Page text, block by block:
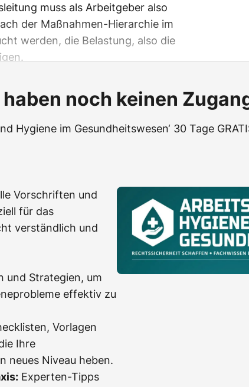
muss als Arbeitgeber also
der Maßnahmen-Hierarchie im
werden, die Belastung, also die
haben noch keinen
Hygiene im Gesundheitswesen‘ 30 Tage
Vorschriften und
für das
verständlich und
und Strategien, um
effektiv zu
Vorlagen
Ihre
neues Niveau heben.
Experten-Tipps